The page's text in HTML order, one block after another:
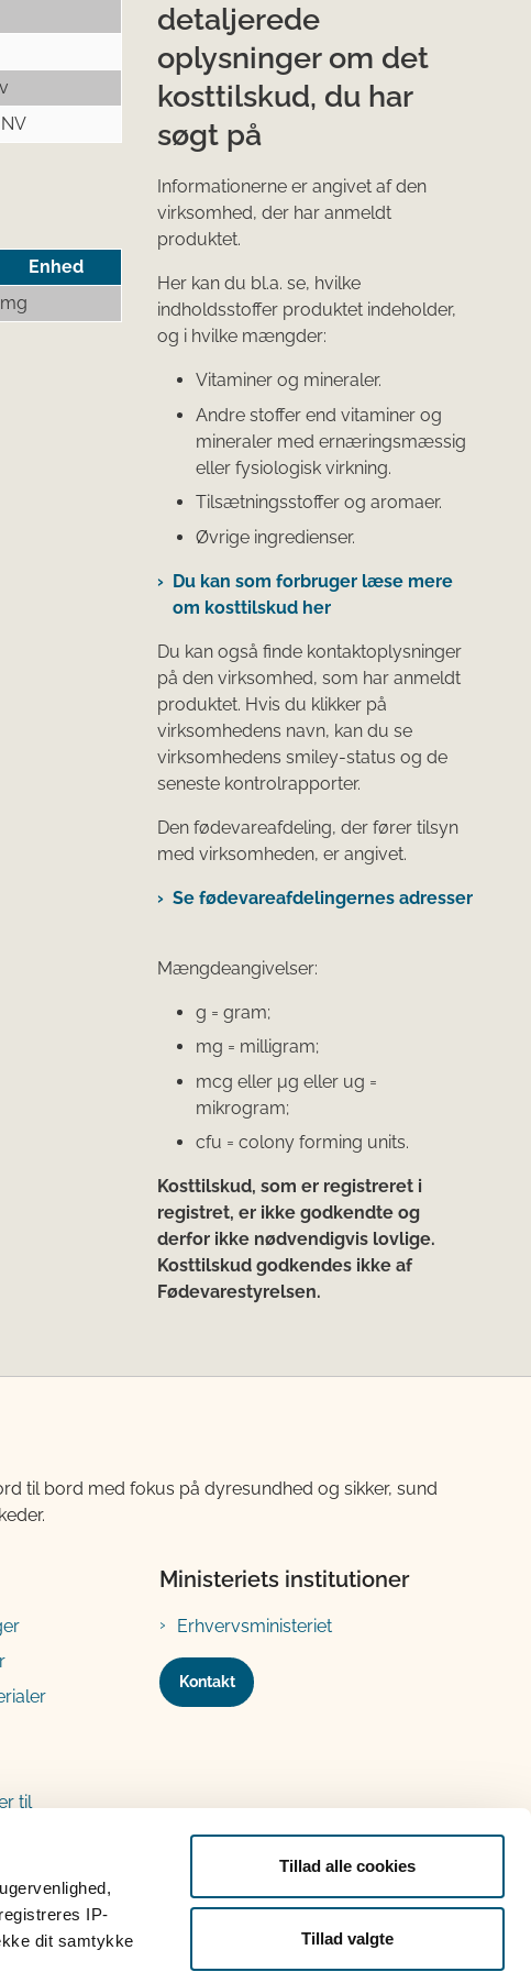
IP-
dit samtykke
Tillad alle cookies
Tillad valgte
Enhed
mg
detaljerede
oplysninger om det
kosttilskud, du har
søgt på
Informationerne er angivet af den
virksomhed, der har anmeldt
produktet.
Her kan du bl.a. se, hvilke
indholdsstoffer produktet indeholder,
og i hvilke mængder:
Vitaminer og mineraler.
Andre stoffer end vitaminer og
mineraler med ernæringsmæssig
eller fysiologisk virkning.
Tilsætningsstoffer og aromaer.
Øvrige ingredienser.
Du kan som forbruger læse mere
om kosttilskud her
Du kan også finde kontaktoplysninger
på den virksomhed, som har anmeldt
produktet. Hvis du klikker på
virksomhedens navn, kan du se
virksomhedens smiley-status og de
seneste kontrolrapporter.
Den fødevareafdeling, der fører tilsyn
med virksomheden, er angivet.
Se fødevareafdelingernes adresser
Mængdeangivelser:
g = gram;
mg = milligram;
mcg eller μg eller ug =
mikrogram;
cfu = colony forming units.
Kosttilskud, som er registreret i
registret, er ikke godkendte og
derfor ikke nødvendigvis lovlige.
Kosttilskud godkendes ikke af
Fødevarestyrelsen.
til bord med fokus på dyresundhed og sikker, sund
til
Ministeriets institutioner
Erhvervsministeriet
Kontakt